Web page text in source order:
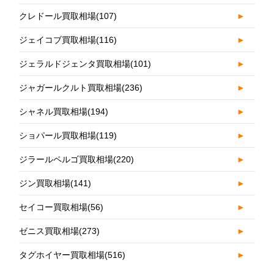
クレドール買取相場(107) ►
ジェイコブ買取相場(116) ►
ジェラルドジェンタ買取相場(101) ►
ジャガールクルト買取相場(236) ►
シャネル買取相場(194) ►
ショパール買取相場(119) ►
ジラールペルゴ買取相場(220) ►
ジン買取相場(141) ►
セイコー買取相場(56) ►
ゼニス買取相場(273) ►
タグホイヤー買取相場(516) ►